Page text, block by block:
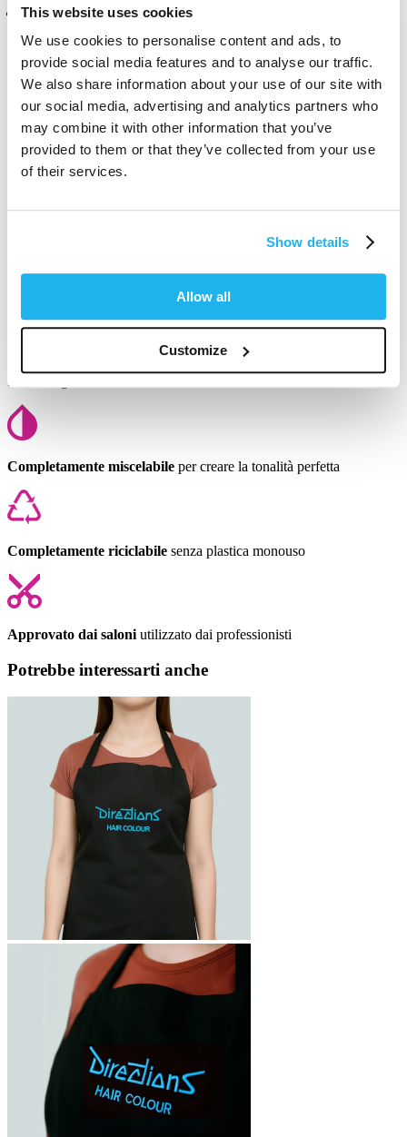
This website uses cookies
We use cookies to personalise content and ads, to
provide social media features and to analyse our traffic.
We also share information about your use of our site with
our social media, advertising and analytics partners who
may combine it with other information that you’ve
provided to them or that they’ve collected from your use
of their services.
Show details
Allow all
Customize
Cliente verificato
Anonimo
Livingston, GB
Questa recensione ti è stata utile? Sì Segnala Condividi 4 mesi fa
5
100% vegano
Completamente miscelabile per creare la tonalità perfetta
Completamente riciclabile senza plastica monouso
Approvato dai saloni utilizzato dai professionisti
Potrebbe interessarti anche